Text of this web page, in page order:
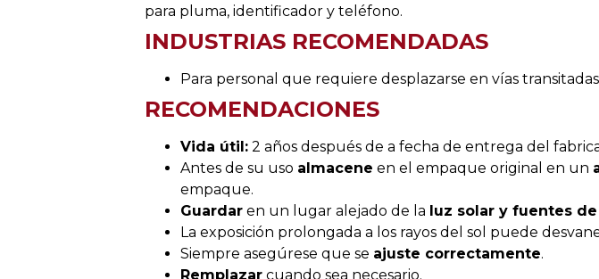
para pluma, identificador y teléfono.
INDUSTRIAS RECOMENDADAS
Para personal que requiere desplazarse en vías
RECOMENDACIONES
Vida útil: 2 años después de a fecha de entrega del
Antes de su uso almacene en el empaque original en un
empaque.
Guardar en un lugar alejado de la luz solar y fuentes
La exposición prolongada a los rayos del sol puede
Siempre asegúrese que se ajuste correctamente.
Remplazar cuando sea necesario.